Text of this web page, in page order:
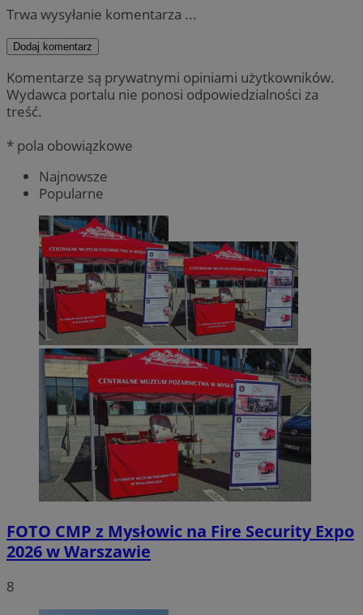
Trwa wysyłanie komentarza ...
Dodaj komentarz
Komentarze są prywatnymi opiniami użytkowników.
Wydawca portalu nie ponosi odpowiedzialności za
treść.
* pola obowiązkowe
Najnowsze
Popularne
FOTO CMP z Mysłowic na Fire Security Expo
2026 w Warszawie
8